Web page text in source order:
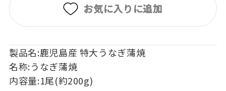
お気に入りに追加
製品名:鹿児島産 特大うなぎ蒲焼
名称:うなぎ蒲焼
内容量:1尾(約200g)